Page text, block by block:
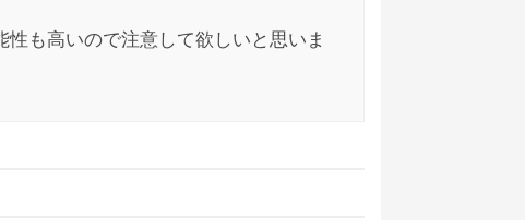
も高いので注意して欲しいと思いま
ウォレットへの出金が可能